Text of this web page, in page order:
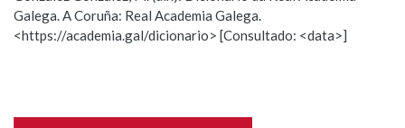
Nas definicións
Nome
Galega. A Coruña: Real Academia Galega.
<https://academia.gal/dicionario> [Consultado: <data>]